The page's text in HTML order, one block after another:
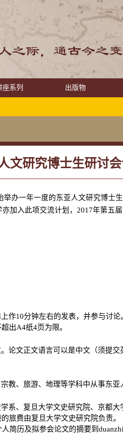
座系列 出版物
文研究博士生研讨
举办一年一度的东亚人文研究博士
加入此项交流计划， 2017年第五
作10分钟左右的发表，并参与讨
出A4纸4页为限。
论文正文语言可以是中文（须提
教、旅游、地理等学科中从事东亚
系、复旦大学文史研究院、京都
旅费由复旦大学文史研究院负责。
简历及拟参会论文的摘要到